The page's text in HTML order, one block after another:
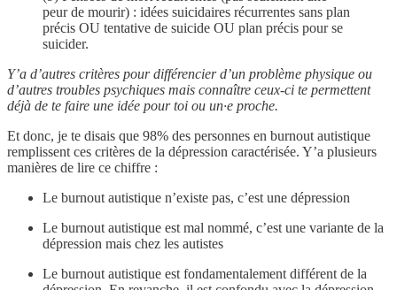
peur de mourir) : idées suicidaires récurrentes sans plan
précis OU tentative de suicide OU plan précis pour se
suicider.
Y’a d’autres critères pour différencier d’un problème physique ou
d’autres troubles psychiques mais connaître ceux-ci te permettent
déjà de te faire une idée pour toi ou un·e proche.
Et donc, je te disais que 98% des personnes en burnout autistique
remplissent ces critères de la dépression caractérisée. Y’a plusieurs
manières de lire ce chiffre :
Le burnout autistique n’existe pas, c’est une dépression
Le burnout autistique est mal nommé, c’est une variante de la
dépression mais chez les autistes
Le burnout autistique est fondamentalement différent de la